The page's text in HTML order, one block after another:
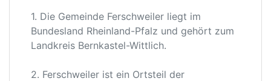
1. Die Gemeinde Ferschweiler liegt im
Bundesland Rheinland-Pfalz und gehört zum
Landkreis Bernkastel-Wittlich.
2. Ferschweiler ist ein Ortsteil der